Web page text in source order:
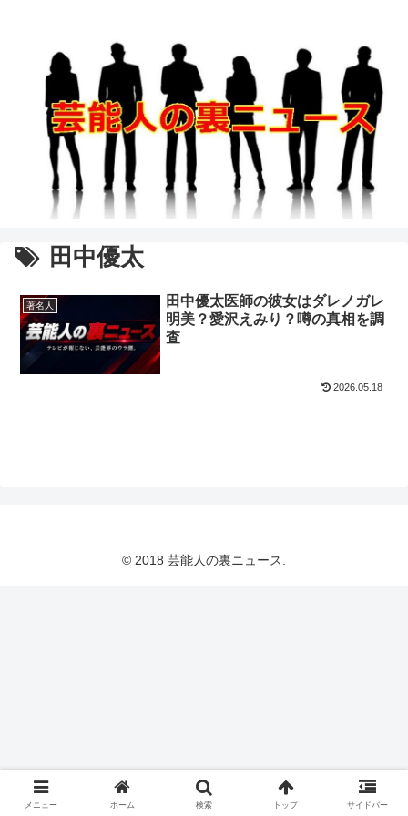
田中優太
著名人
田中優太医師の彼女はダレノガレ
明美？愛沢えみり？噂の真相を調
査
2026.05.18
© 2018 芸能人の裏ニュース.
メニュー ホーム 検索 トップ サイドバー